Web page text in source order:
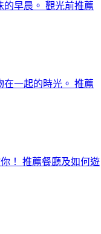
的早晨。 觀光前推薦
在一起的時光。 推薦
！ 推薦餐廳及如何遊